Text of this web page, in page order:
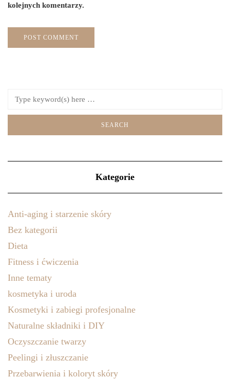
kolejnych komentarzy.
Kategorie
Anti-aging i starzenie skóry
Bez kategorii
Dieta
Fitness i ćwiczenia
Inne tematy
kosmetyka i uroda
Kosmetyki i zabiegi profesjonalne
Naturalne składniki i DIY
Oczyszczanie twarzy
Peelingi i złuszczanie
Przebarwienia i koloryt skóry